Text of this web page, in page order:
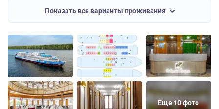
А1+
Основных мест:
Средняя
палуба
Полулюкс
«Сибирский»
Основных мест:
2
руб.
Шлюпочная
палуба
ПК с
балконом
Основных мест:
2
руб.
Показать все варианты проживания
Еще 10 фото